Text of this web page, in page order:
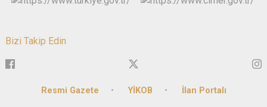
Bizi Takip Edin
Resmi Gazete YİKOB İlan Portalı